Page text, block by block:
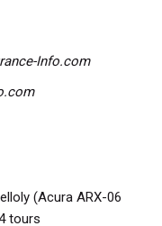
Info.com
(Acura ARX-06
tours